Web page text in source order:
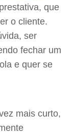
que
o cliente.
ser
fechar um
e quer se
mais curto,